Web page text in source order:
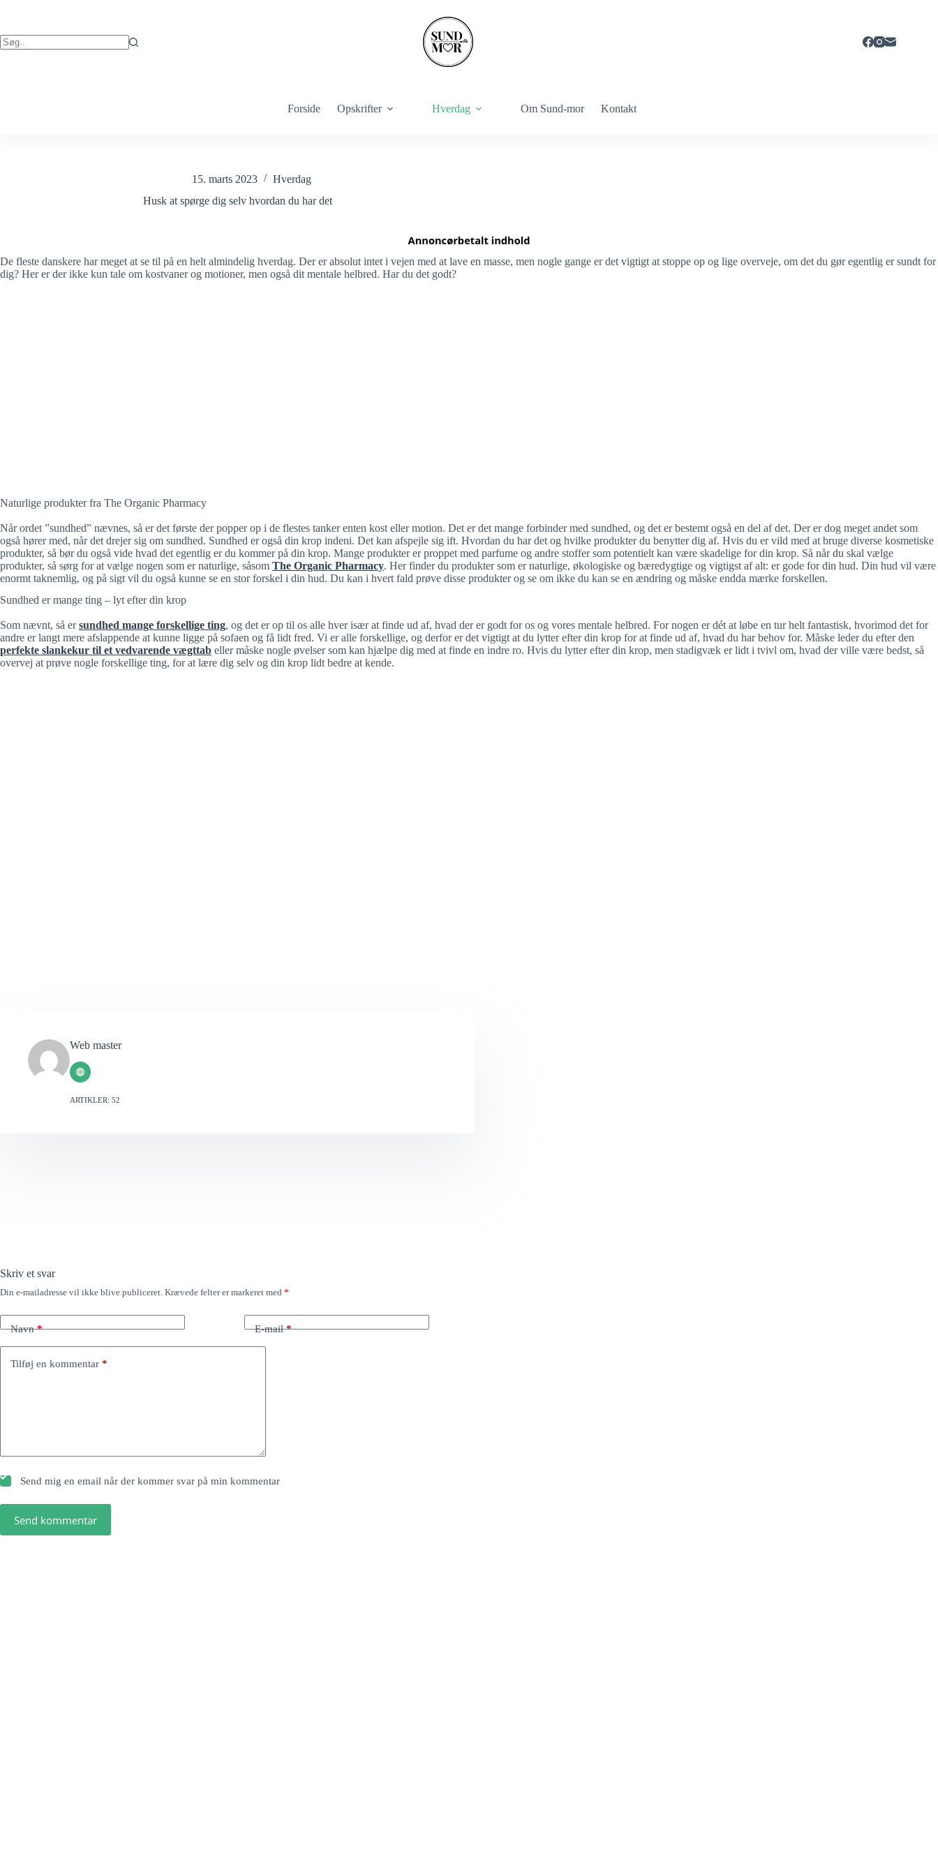
Forside Opskrifter Hverdag Om Sund-mor Kontakt
15. marts 2023
Hverdag
Husk at spørge dig selv hvordan du har det
De fleste danskere har meget at se til på en helt almindelig hverdag. Der er absolut intet i vejen med at lave en masse, men nogle gange er det vigtigt at stoppe op og lige overveje, om det du gør egentlig er sundt for
dig? Her er der ikke kun tale om kostvaner og motioner, men også dit mentale helbred. Har du det godt?
Naturlige produkter fra The Organic Pharmacy
Når ordet ”sundhed” nævnes, så er det første der popper op i de flestes tanker enten kost eller motion. Det er det mange forbinder med sundhed, og det er bestemt også en del af det. Der er dog meget andet som
også hører med, når det drejer sig om sundhed. Sundhed er også din krop indeni. Det kan afspejle sig ift. Hvordan du har det og hvilke produkter du benytter dig af. Hvis du er vild med at bruge diverse kosmetiske
produkter, så bør du også vide hvad det egentlig er du kommer på din krop. Mange produkter er proppet med parfume og andre stoffer som potentielt kan være skadelige for din krop. Så når du skal vælge
produkter, så sørg for at vælge nogen som er naturlige, såsom The Organic Pharmacy. Her finder du produkter som er naturlige, økologiske og bæredygtige og vigtigst af alt: er gode for din hud. Din hud vil være
enormt taknemlig, og på sigt vil du også kunne se en stor forskel i din hud. Du kan i hvert fald prøve disse produkter og se om ikke du kan se en ændring og måske endda mærke forskellen.
Sundhed er mange ting – lyt efter din krop
Som nævnt, så ersundhed mange forskellige ting, og det er op til os alle hver især at finde ud af, hvad der er godt for os og vores mentale helbred. For nogen er dét at løbe en tur helt fantastisk, hvorimod det for
andre er langt mere afslappende at kunne ligge på sofaen og få lidt fred. Vi er alle forskellige, og derfor er det vigtigt at du lytter efter din krop for at finde ud af, hvad du har behov for. Måske leder du efter den
perfekte slankekur til et vedvarende vægttab eller måske nogle øvelser som kan hjælpe dig med at finde en indre ro. Hvis du lytter efter din krop, men stadigvæk er lidt i tvivl om, hvad der ville være bedst, så
overvej at prøve nogle forskellige ting, for at lære dig selv og din krop lidt bedre at kende.
Web master
ARTIKLER: 52
Skriv et svar
Din e-mailadresse vil ikke blive publiceret. Krævede felter er markeret med *
Navn* E-mail*
Tilføj en kommentar *
Send mig en email når der kommer svar på min kommentar
Send kommentar